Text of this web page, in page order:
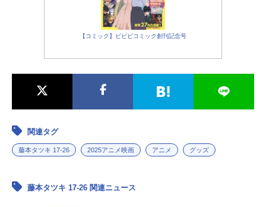
【人魚ラプソディ】
トシヒデ：菊田千瑛
【目が覚めたら女の子になっていた病】
トシヒデ：榊原優希
リエ：河瀬茉希
【コミック】ビビビコミック創刊記念号
関連タグ
藤本タツキ 17-26 2025アニメ映画 アニメ グッズ
藤本タツキ 17-26 関連ニュース